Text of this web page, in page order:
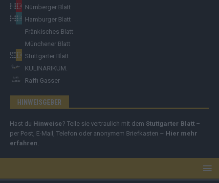
Nürnberger Blatt
Hamburger Blatt
Fränkisches Blatt
Münchener Blatt
Stuttgarter Blatt
KULINARIKUM.
Raffi Gasser
HINWEISGEBER
Hast du Hinweise? Teile sie vertraulich mit dem Stuttgarter Blatt –
per Post, E-Mail, Telefon oder anonymem Briefkasten – Hier mehr
erfahren.